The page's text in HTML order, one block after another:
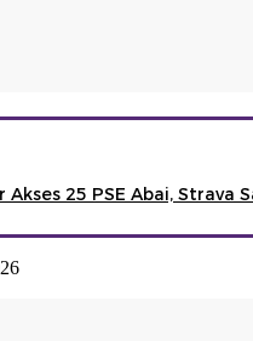
Akses 25 PSE Abai, Strava